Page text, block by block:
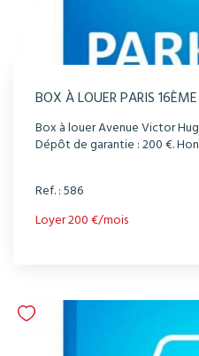
BOX À LOUER PARIS
Box à louer Avenue Victor
Dépôt de garantie : 200 €.
Ref. : 586
Loyer 200 €/mois